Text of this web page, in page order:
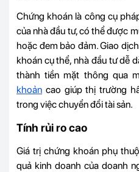
Chứng khoán là công cụ
của nhà đầu tư, có thể được
hoặc đem bảo đảm. Giao
khoán cụ thể, nhà đầu tư dễ
thành tiền mặt thông qua
khoản cao giúp thị trường
trong việc chuyển đổi tài sản.
Tính rủi ro cao
Giá trị chứng khoán phụ
quả kinh doanh của doanh